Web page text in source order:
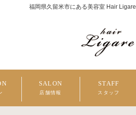
福岡県久留米市にある美容室 Hair Ligare
SALON
店舗情報
STAFF
スタッフ